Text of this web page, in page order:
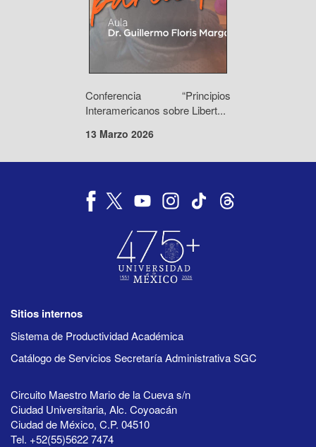
Conferencia “Principios
Interamericanos sobre Libert...
13 Marzo 2026
Sitios internos
Sistema de Productividad Académica
Catálogo de Servicios Secretaría Administrativa SGC
Circuito Maestro Mario de la Cueva s/n
Ciudad Universitaria, Alc. Coyoacán
Ciudad de México, C.P. 04510
Tel. +52(55)5622 7474